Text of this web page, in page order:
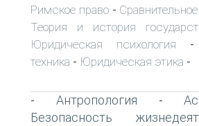
Римское право-
Теория и история
Юридическая психология
техника - Юридическая этика -
- Антропология -
Безопасность